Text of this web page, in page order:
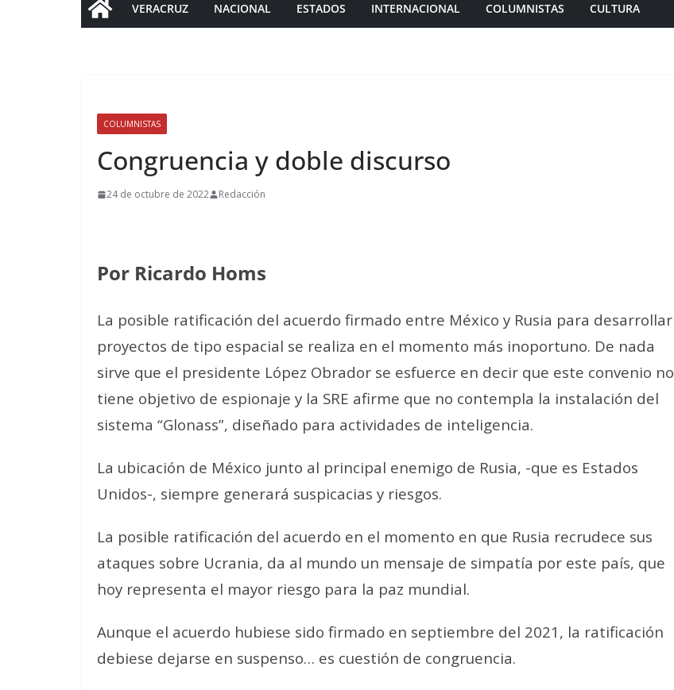
VERACRUZ NACIONAL ESTADOS INTERNACIONAL COLUMNISTAS CULTURA
COLUMNISTAS
Congruencia y doble discurso
24 de octubre de 2022 Redacción
Por Ricardo Homs
La posible ratificación del acuerdo firmado entre México y Rusia para desarrollar
proyectos de tipo espacial se realiza en el momento más inoportuno. De nada
sirve que el presidente López Obrador se esfuerce en decir que este convenio no
tiene objetivo de espionaje y la SRE afirme que no contempla la instalación del
sistema “Glonass”, diseñado para actividades de inteligencia.
La ubicación de México junto al principal enemigo de Rusia, -que es Estados
Unidos-, siempre generará suspicacias y riesgos.
La posible ratificación del acuerdo en el momento en que Rusia recrudece sus
ataques sobre Ucrania, da al mundo un mensaje de simpatía por este país, que
hoy representa el mayor riesgo para la paz mundial.
Aunque el acuerdo hubiese sido firmado en septiembre del 2021, la ratificación
debiese dejarse en suspenso… es cuestión de congruencia.